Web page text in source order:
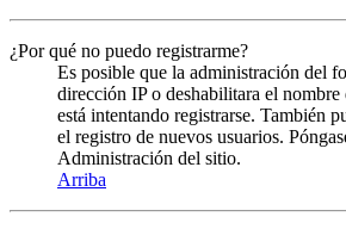
¿Por qué no puedo registrarme?
Es posible que la administración del
dirección IP o deshabilitara el nombre
está intentando registrarse. También
el registro de nuevos usuarios.
Administración del sitio.
Arriba